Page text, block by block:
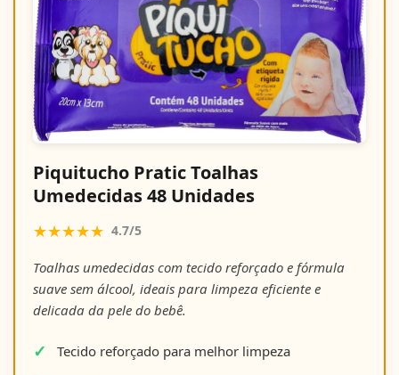
Piquitucho Pratic Toalhas
Umedecidas 48 Unidades
★★★★★ 4.7/5
Toalhas umedecidas com tecido reforçado e fórmula
suave sem álcool, ideais para limpeza eficiente e
delicada da pele do bebê.
Tecido reforçado para melhor limpeza